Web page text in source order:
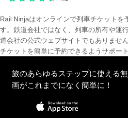
Rail Ninjaはオンラインで列車チケットを
す。鉄道会社ではなく、列車の所有や運
道会社の公式ウェブサイトでもありませ
チケットを簡単に予約できるようサポー
旅のあらゆるステップに使える
画がこれまでになく簡単に！